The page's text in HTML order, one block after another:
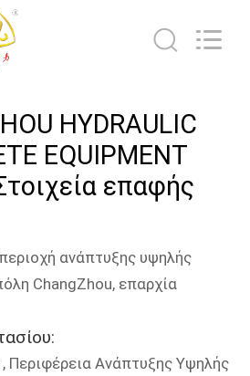
HYDRAULIC
EQUIPMENT
επαφής
ανάπτυξης υψηλής
ChangZhou, επαρχία
Περιφέρεια Ανάπτυξης Υψηλής